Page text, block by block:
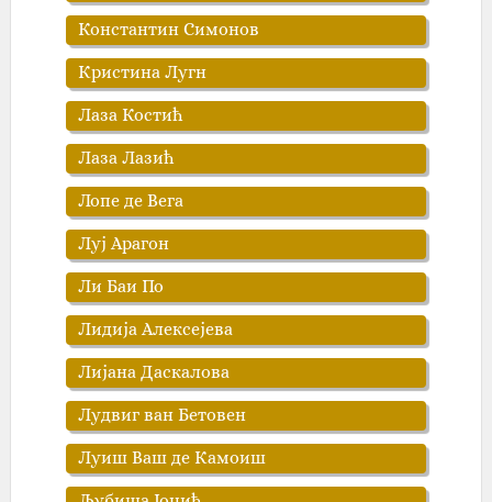
Константин Симонов
Кристина Лугн
Лаза Костић‎
Лаза Лазић
Лопе де Вега‎
Луј Арагон
Ли Баи По
Лидија Алексејева
Лијана Даскалова
Лудвиг ван Бетовен
Луиш Ваш де Камоиш